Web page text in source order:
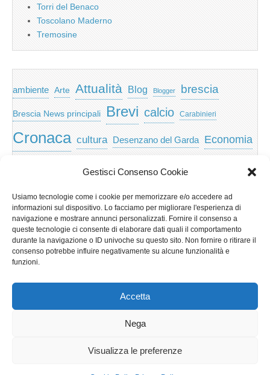
Gestisci Consenso Cookie
Usiamo tecnologie come i cookie per memorizzare e/o accedere ad
informazioni sul dispositivo. Lo facciamo per migliorare l'esperienza di
navigazione e mostrare annunci personalizzati. Fornire il consenso a
queste tecnologie ci consente di elaborare dati quali il comportamento
durante la navigazione o ID univoche su questo sito. Non fornire o ritirare il
consenso potrebbe influire negativamente su alcune funzionalità e
funzioni.
Accetta
Nega
Visualizza le preferenze
Torri del Benaco
Toscolano Maderno
Tremosine
ambiente Arte Attualità Blog Blogger brescia
Brescia News principali Brevi calcio Carabinieri
Cronaca cultura Desenzano del Garda Economia
lago di garda Musica Nera news Notizie
Notizie dal Garda
Notizie Lombardia
Notizie per categoria Notizie Provincia di Brescia
Regione Lombardia
Sport Storia Territorio turismo
Privacy e cookie: questo sito utilizza i cookie. Continuando a utilizzare
Informativa sui cookie